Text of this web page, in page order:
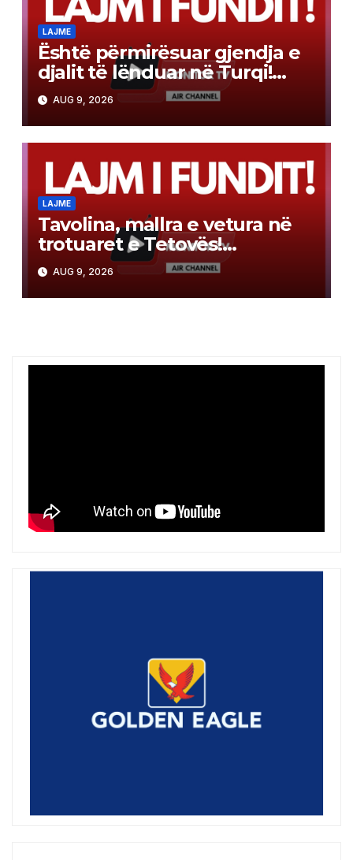
LAJME
Është përmirësuar gjendja e
djalit të lënduar në Turqi!
Kujdes, kërcimet në ujë
mund të shkaktojnë lëndime
të rënda!
AUG 9, 2026
LAJME
Tavolina, mallra e vetura në
trotuaret e Tetovës!
Qytetarët kërkojnë lirimin e
hapësirave publike
AUG 9, 2026